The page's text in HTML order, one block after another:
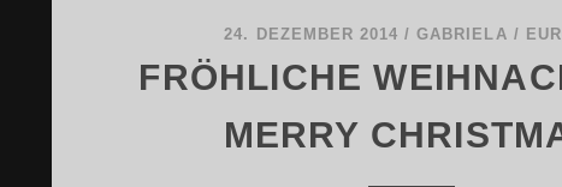
24. DEZEMBER 2014 /GABRIELA /
FRÖHLICHE
MERRY